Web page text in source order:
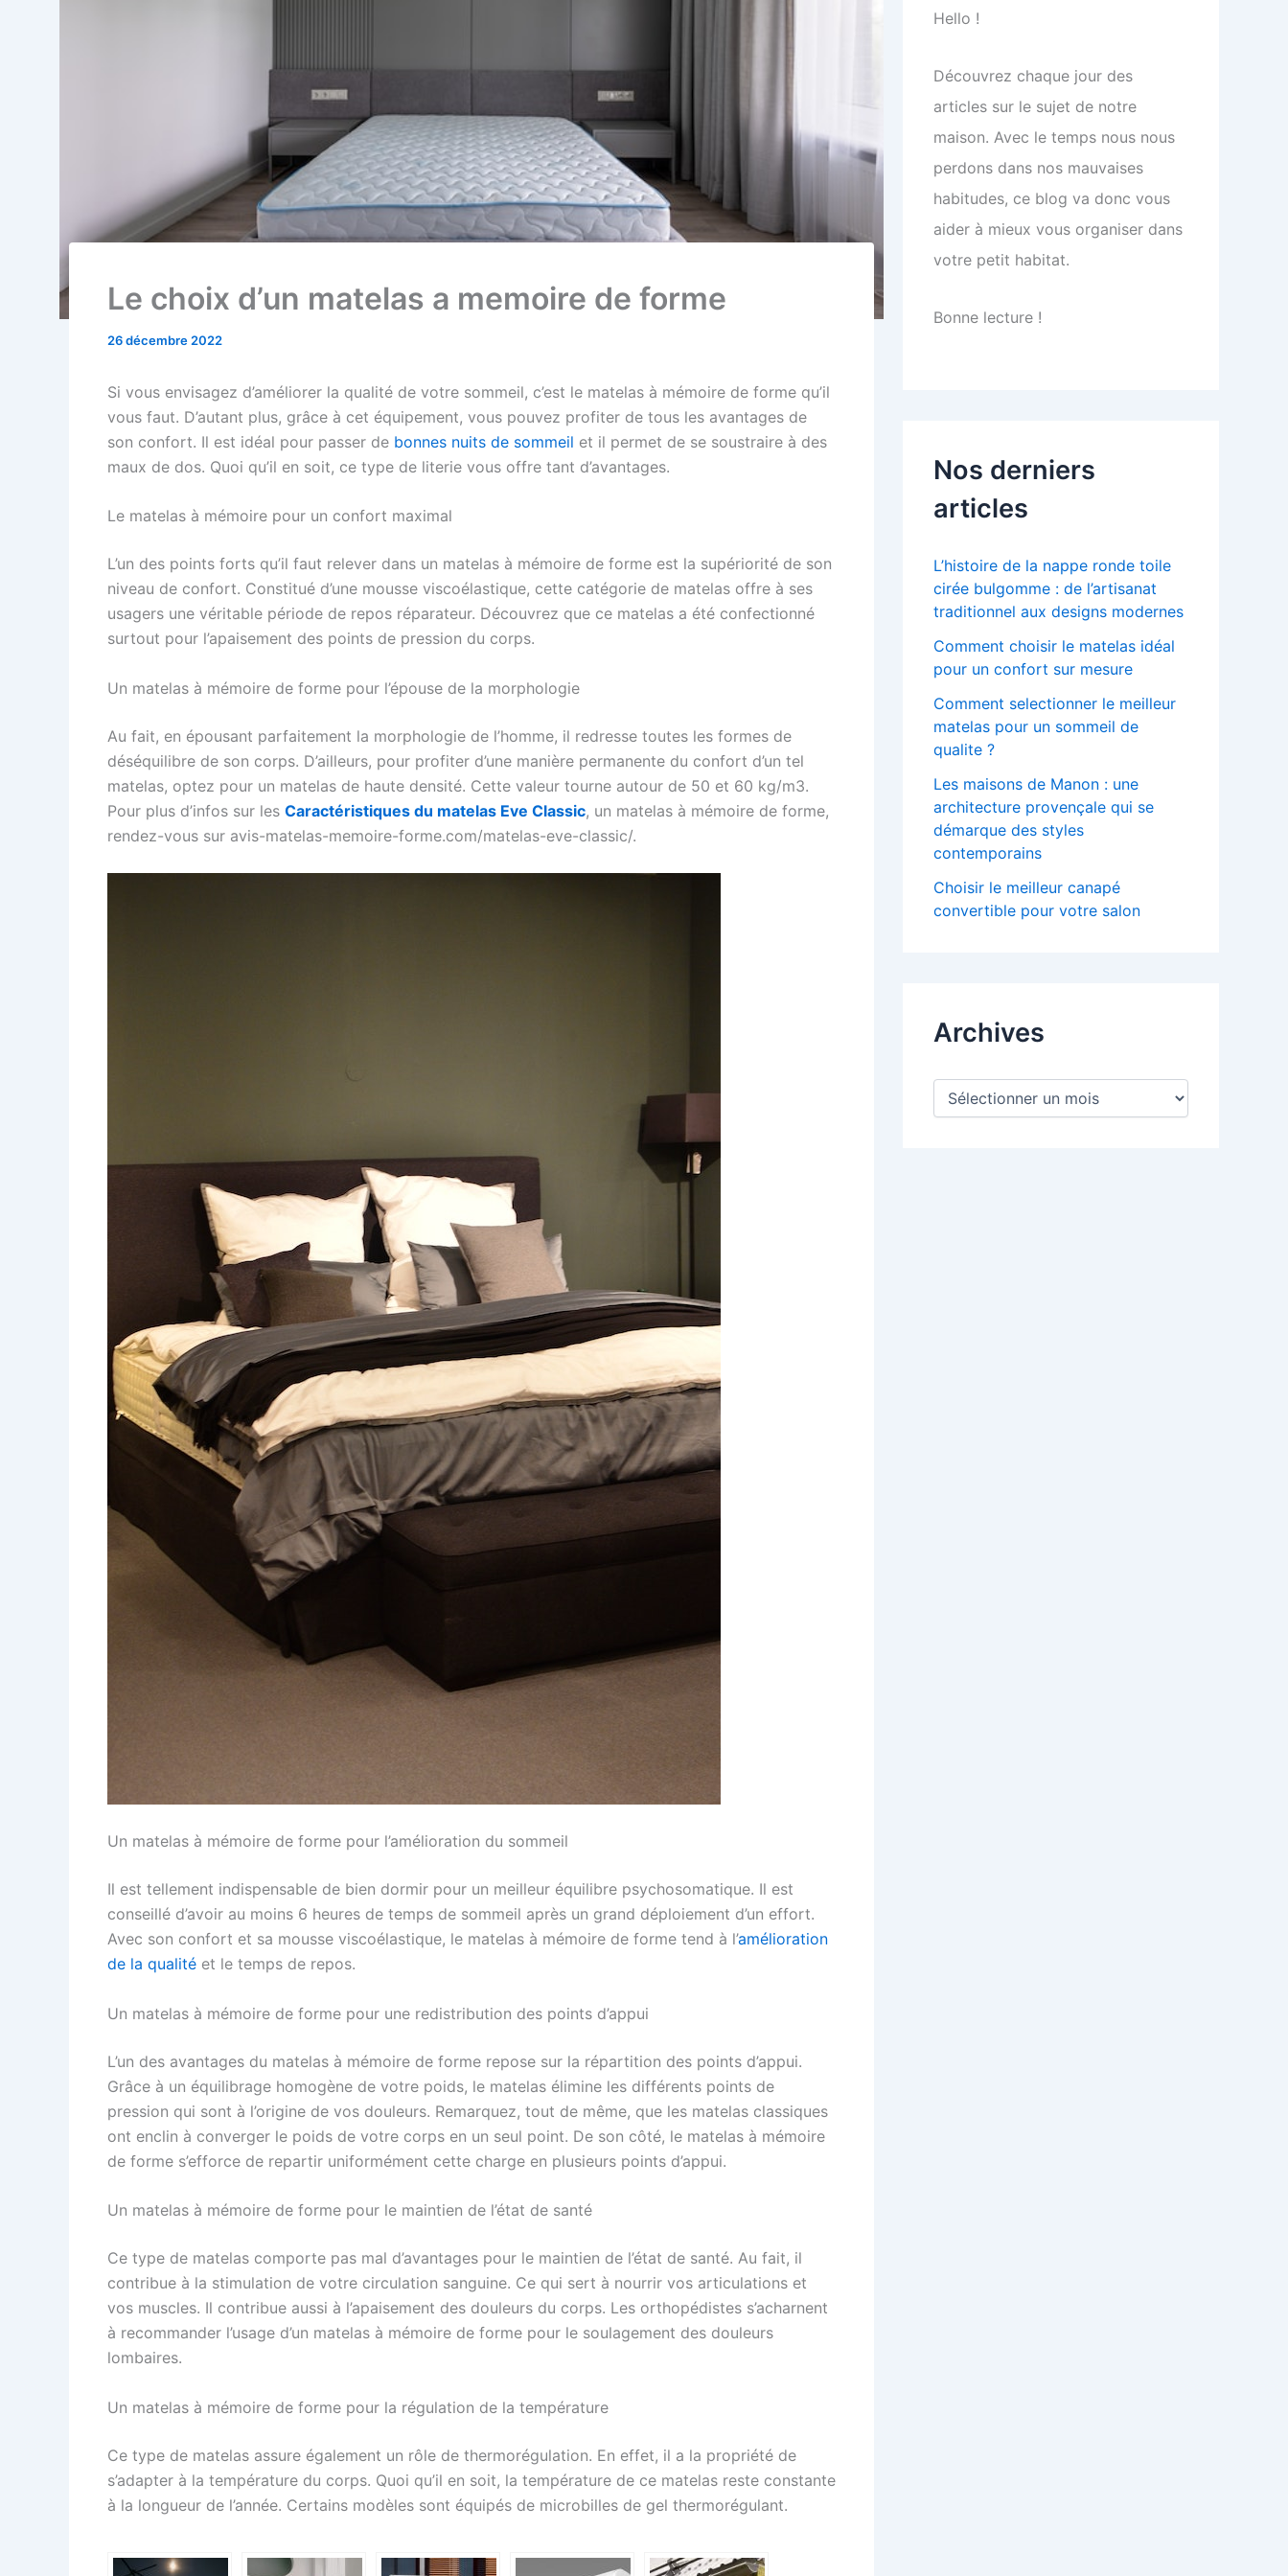
Le choix d’un matelas a memoire de forme
26 décembre 2022
Si vous envisagez d’améliorer la qualité de votre sommeil, c’est le matelas à mémoire de forme qu’il
vous faut. D’autant plus, grâce à cet équipement, vous pouvez profiter de tous les avantages de
son confort. Il est idéal pour passer de bonnes nuits de sommeil et il permet de se soustraire à des
maux de dos. Quoi qu’il en soit, ce type de literie vous offre tant d’avantages.
Le matelas à mémoire pour un confort maximal
L’un des points forts qu’il faut relever dans un matelas à mémoire de forme est la supériorité de son
niveau de confort. Constitué d’une mousse viscoélastique, cette catégorie de matelas offre à ses
usagers une véritable période de repos réparateur. Découvrez que ce matelas a été confectionné
surtout pour l’apaisement des points de pression du corps.
Un matelas à mémoire de forme pour l’épouse de la morphologie
Au fait, en épousant parfaitement la morphologie de l’homme, il redresse toutes les formes de
déséquilibre de son corps. D’ailleurs, pour profiter d’une manière permanente du confort d’un tel
matelas, optez pour un matelas de haute densité. Cette valeur tourne autour de 50 et 60 kg/m3.
Pour plus d’infos sur les Caractéristiques du matelas Eve Classic, un matelas à mémoire de forme,
rendez-vous sur avis-matelas-memoire-forme.com/matelas-eve-classic/.
Un matelas à mémoire de forme pour l’amélioration du sommeil
Il est tellement indispensable de bien dormir pour un meilleur équilibre psychosomatique. Il est
conseillé d’avoir au moins 6 heures de temps de sommeil après un grand déploiement d’un effort.
Avec son confort et sa mousse viscoélastique, le matelas à mémoire de forme tend à l’amélioration
de la qualité et le temps de repos.
Un matelas à mémoire de forme pour une redistribution des points d’appui
L’un des avantages du matelas à mémoire de forme repose sur la répartition des points d’appui.
Grâce à un équilibrage homogène de votre poids, le matelas élimine les différents points de
pression qui sont à l’origine de vos douleurs. Remarquez, tout de même, que les matelas classiques
ont enclin à converger le poids de votre corps en un seul point. De son côté, le matelas à mémoire
de forme s’efforce de repartir uniformément cette charge en plusieurs points d’appui.
Un matelas à mémoire de forme pour le maintien de l’état de santé
Ce type de matelas comporte pas mal d’avantages pour le maintien de l’état de santé. Au fait, il
contribue à la stimulation de votre circulation sanguine. Ce qui sert à nourrir vos articulations et
vos muscles. Il contribue aussi à l’apaisement des douleurs du corps. Les orthopédistes s’acharnent
à recommander l’usage d’un matelas à mémoire de forme pour le soulagement des douleurs
lombaires.
Un matelas à mémoire de forme pour la régulation de la température
Ce type de matelas assure également un rôle de thermorégulation. En effet, il a la propriété de
s’adapter à la température du corps. Quoi qu’il en soit, la température de ce matelas reste constante
à la longueur de l’année. Certains modèles sont équipés de microbilles de gel thermorégulant.
Hello !
Découvrez chaque jour des
articles sur le sujet de notre
maison. Avec le temps nous nous
perdons dans nos mauvaises
habitudes, ce blog va donc vous
aider à mieux vous organiser dans
votre petit habitat.
Bonne lecture !
Nos derniers
articles
L’histoire de la nappe ronde toile
cirée bulgomme : de l’artisanat
traditionnel aux designs modernes
Comment choisir le matelas idéal
pour un confort sur mesure
Comment selectionner le meilleur
matelas pour un sommeil de
qualite ?
Les maisons de Manon : une
architecture provençale qui se
démarque des styles
contemporains
Choisir le meilleur canapé
convertible pour votre salon
Archives
A